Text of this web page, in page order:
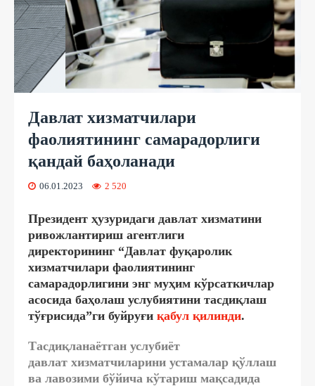
Давлат хизматчилари
фаолиятининг самарадорлиги
қандай баҳоланади
06.01.2023 2 520
Президент ҳузуридаги давлат хизматини
ривожлантириш агентлиги
директорининг “Давлат фуқаролик
хизматчилари фаолиятининг
самарадорлигини энг муҳим кўрсаткичлар
асосида баҳолаш услубиятини тасдиқлаш
тўғрисида”ги буйруғи қабул қилинди.
Тасдиқланаётган услубиёт
давлат хизматчиларини устамалар қўллаш
ва лавозими бўйича кўтариш мақсадида